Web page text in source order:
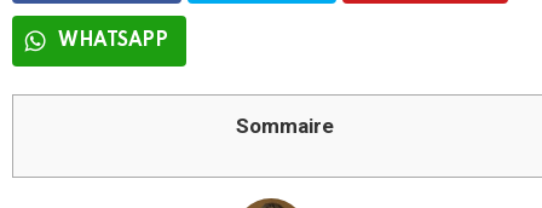
WHATSAPP
Sommaire